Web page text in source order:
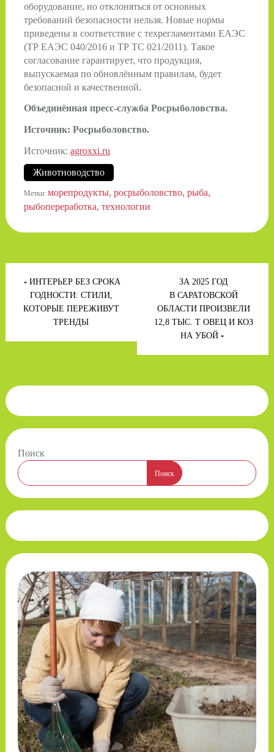
оборудование, но отклоняться от основных
требований безопасности нельзя. Новые нормы
приведены в соответствие с техрегламентами ЕАЭС
(ТР ЕАЭС 040/2016 и ТР ТС 021/2011). Такое
согласование гарантирует, что продукция,
выпускаемая по обновлённым правилам, будет
безопасной и качественной.
Объединённая пресс-служба Росрыболовства.
Источник: Росрыболовство.
Источник: agroxxi.ru
Животноводство
Метки: морепродукты росрыболовство рыба
рыбопереработка технологии
Навигация
по
записям
ИНТЕРЬЕР БЕЗ СРОКА
ГОДНОСТИ: СТИЛИ,
КОТОРЫЕ ПЕРЕЖИВУТ
ТРЕНДЫ
ЗА 2025 ГОД
В САРАТОВСКОЙ
ОБЛАСТИ ПРОИЗВЕЛИ
12,8 ТЫС. Т ОВЕЦ И КОЗ
НА УБОЙ
Поиск
Поиск